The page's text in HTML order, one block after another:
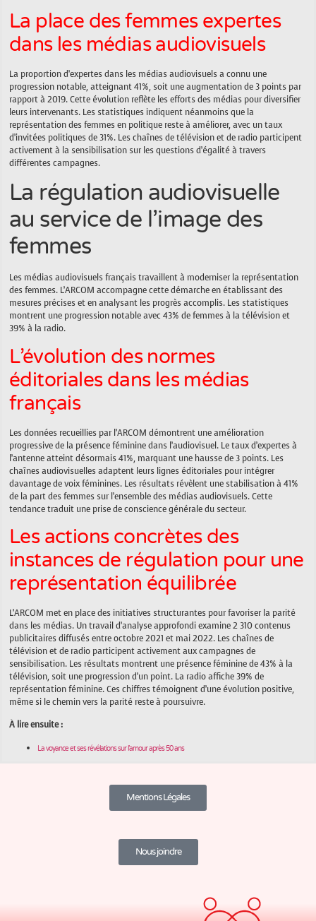
La place des femmes expertes
dans les médias audiovisuels
La proportion d’expertes dans les médias audiovisuels a connu une
progression notable, atteignant 41%, soit une augmentation de 3 points par
rapport à 2019. Cette évolution reflète les efforts des médias pour diversifier
leurs intervenants. Les statistiques indiquent néanmoins que la
représentation des femmes en politique reste à améliorer, avec un taux
d’invitées politiques de 31%. Les chaînes de télévision et de radio participent
activement à la sensibilisation sur les questions d’égalité à travers
différentes campagnes.
La régulation audiovisuelle
au service de l’image des
femmes
Les médias audiovisuels français travaillent à moderniser la représentation
des femmes. L’ARCOM accompagne cette démarche en établissant des
mesures précises et en analysant les progrès accomplis. Les statistiques
montrent une progression notable avec 43% de femmes à la télévision et
39% à la radio.
L’évolution des normes
éditoriales dans les médias
français
Les données recueillies par l’ARCOM démontrent une amélioration
progressive de la présence féminine dans l’audiovisuel. Le taux d’expertes à
l’antenne atteint désormais 41%, marquant une hausse de 3 points. Les
chaînes audiovisuelles adaptent leurs lignes éditoriales pour intégrer
davantage de voix féminines. Les résultats révèlent une stabilisation à 41%
de la part des femmes sur l’ensemble des médias audiovisuels. Cette
tendance traduit une prise de conscience générale du secteur.
Les actions concrètes des
instances de régulation pour une
représentation équilibrée
L’ARCOM met en place des initiatives structurantes pour favoriser la parité
dans les médias. Un travail d’analyse approfondi examine 2 310 contenus
publicitaires diffusés entre octobre 2021 et mai 2022. Les chaînes de
télévision et de radio participent activement aux campagnes de
sensibilisation. Les résultats montrent une présence féminine de 43% à la
télévision, soit une progression d’un point. La radio affiche 39% de
représentation féminine. Ces chiffres témoignent d’une évolution positive,
même si le chemin vers la parité reste à poursuivre.
À lire ensuite :
La voyance et ses révélations sur l’amour après 50 ans
Mentions Légales
Nous joindre